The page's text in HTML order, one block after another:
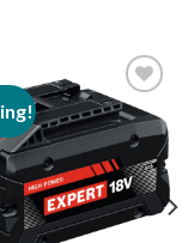
Toevoegen
aan
verlanglijst